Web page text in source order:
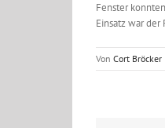
Fenster
Einsatz war
Von Cort Bröcker